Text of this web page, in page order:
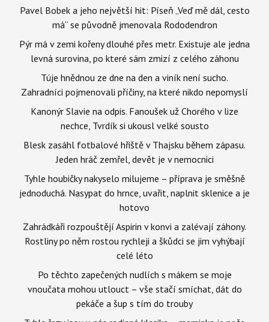
Pavel Bobek a jeho největší hit: Píseň „Veď mě dál, cesto
má“ se původně jmenovala Rododendron
Pýr má v zemi kořeny dlouhé přes metr. Existuje ale jedna
levná surovina, po které sám zmizí z celého záhonu
Túje hnědnou ze dne na den a viník není sucho.
Zahradníci pojmenovali příčiny, na které nikdo nepomyslí
Kanonýr Slavie na odpis. Fanoušek už Chorého v lize
nechce, Tvrdík si ukousl velké sousto
Blesk zasáhl fotbalové hřiště v Thajsku během zápasu.
Jeden hráč zemřel, devět je v nemocnici
Tyhle houbičky nakyselo milujeme – příprava je směšně
jednoduchá. Nasypat do hrnce, uvařit, naplnit sklenice a je
hotovo
Zahrádkáři rozpouštějí Aspirin v konvi a zalévají záhony.
Rostliny po něm rostou rychleji a škůdci se jim vyhýbají
celé léto
Po těchto zapečených nudlích s mákem se moje
vnoučata mohou utlouct – vše stačí smíchat, dát do
pekáče a šup s tím do trouby